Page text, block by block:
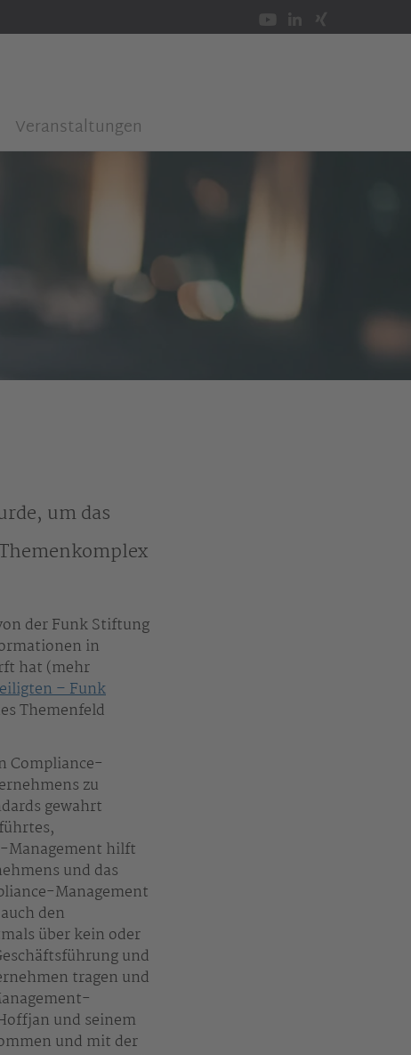
Veranstaltungen
um das
der Funk Stiftung
in
hat (mehr
– Funk
Themenfeld
Compliance-
zu
gewahrt
Management hilft
und das
Management
den
über kein oder
und
tragen und
und seinem
und mit der